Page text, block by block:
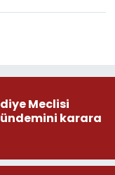
Meclisi
karara